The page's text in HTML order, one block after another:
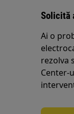
Solicită
Ai o
rezolva
Center-